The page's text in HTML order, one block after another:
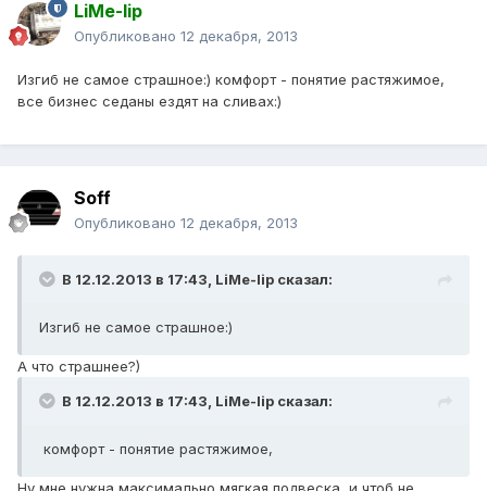
LiMe-lip
Опубликовано 12 декабря, 2013
Изгиб не самое страшное:) комфорт - понятие растяжимое,
все бизнес седаны ездят на сливах:)
Soff
Опубликовано 12 декабря, 2013
В 12.12.2013 в 17:43, LiMe-lip сказал:
Изгиб не самое страшное:)
А что страшнее?)
В 12.12.2013 в 17:43, LiMe-lip сказал:
комфорт - понятие растяжимое,